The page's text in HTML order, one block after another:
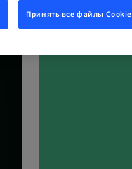
Принять все файлы Cookie